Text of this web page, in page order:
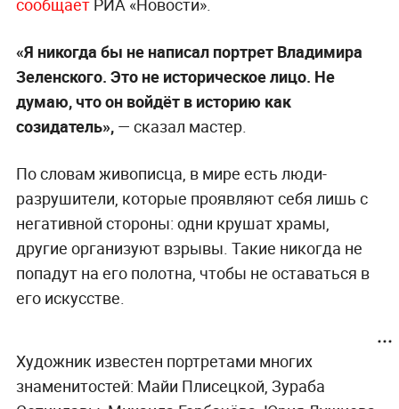
сообщает РИА «Новости».
«Я никогда бы не написал портрет Владимира
Зеленского. Это не историческое лицо. Не
думаю, что он войдёт в историю как
созидатель»,— сказал мастер.
По словам живописца, в мире есть люди-
разрушители, которые проявляют себя лишь с
негативной стороны: одни крушат храмы,
другие организуют взрывы. Такие никогда не
попадут на его полотна, чтобы не оставаться в
его искусстве.
Художник известен портретами многих
знаменитостей: Майи Плисецкой, Зураба